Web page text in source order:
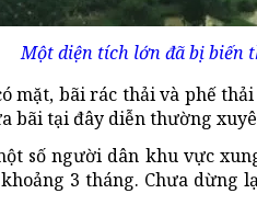
Một diện tích lớn đã bị biến
mặt, bãi rác thải và phế
bãi tại đây diễn thường
số người dân khu vực
3 tháng. Chưa dừng